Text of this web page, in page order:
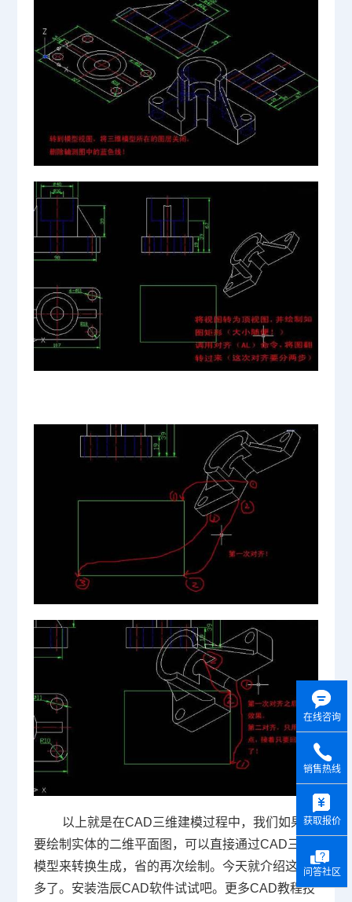
以上就是在CAD三维建模过程中，我们如果想
要绘制实体的二维平面图，可以直接通过CAD三维
模型来转换生成，省的再次绘制。今天就介绍这么
多了。安装浩辰CAD软件试试吧。更多CAD教程技
在线咨询
销售热线
获取报价
问答社区